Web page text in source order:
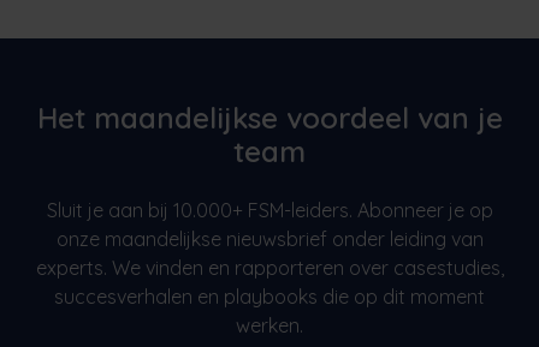
Het maandelijkse voordeel van je
team
Sluit je aan bij 10.000+ FSM-leiders. Abonneer je op
onze maandelijkse nieuwsbrief onder leiding van
experts. We vinden en rapporteren over casestudies,
succesverhalen en playbooks die op dit moment
werken.